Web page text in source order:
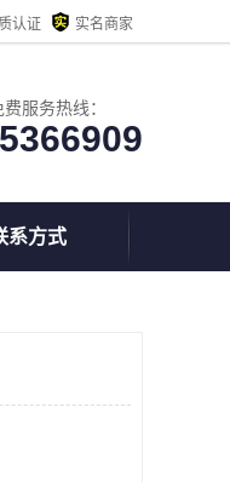
认证 实名商家
服务热线：
系方式